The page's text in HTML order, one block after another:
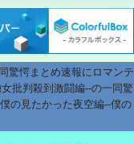
驚愕まとめ速報にロマンテ
批判殺到激闘編--の一同驚
の見たかった夜空編--僕の